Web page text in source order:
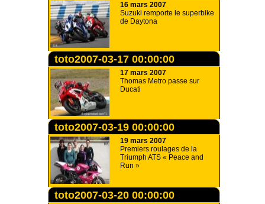
16 mars 2007
Suzuki remporte le superbike
de Daytona
toto2007-03-17 00:00:00
17 mars 2007
Thomas Metro passe sur
Ducati
toto2007-03-19 00:00:00
19 mars 2007
Premiers roulages de la
Triumph ATS « Peace and
Run »
toto2007-03-20 00:00:00